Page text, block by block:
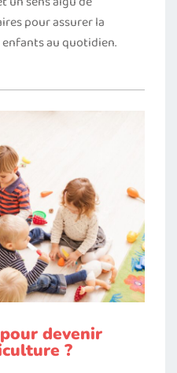
pour assurer la
au quotidien.
devenir
?